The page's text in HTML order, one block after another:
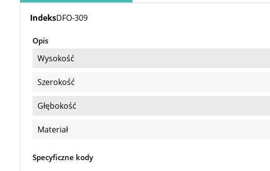
IndeksDFO-309
Opis
Wysokość
Szerokość
Głębokość
Materiał
Specyficzne kody